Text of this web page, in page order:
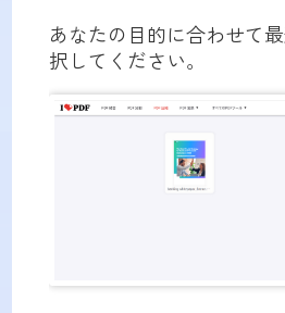
あなたの目的に合わせて
択してください。